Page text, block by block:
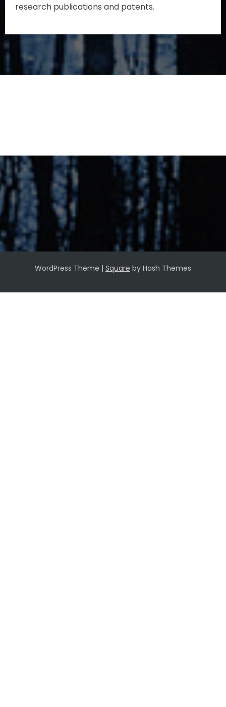
research publications and patents.
WordPress Theme | Square by Hash Themes